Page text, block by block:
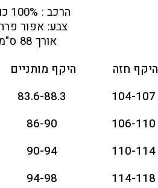
הרכב : 100% כותנה
צבע: אפור
אורך 88 ס"מ
היקף חזה היקף מותניים
104-107
83.6-88.3
106-110
86-90
110-114
90-94
114-118
94-98